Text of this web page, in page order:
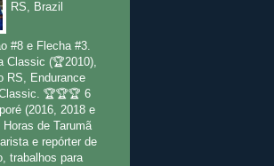
RS, Brazil
#8 e Flecha #3.
Classic (🏆2010),
RS, Endurance
🏆🏆🏆 6
(2016, 2018 e
de Tarumã
e repórter de
trabalhos para